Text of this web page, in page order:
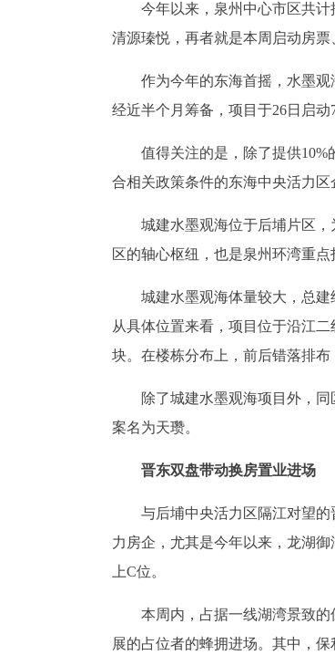
今年以来，泉州中心市区共
清源瑧悦，再者就是本周启动房票
作为今年的东海首摇，水墨观
经近半个月筹备，项目于26日启动
值得关注的是，除了提供
合相关政策条件的东海中央活力区
城建水墨观海位于后埔片区
区的轴心枢纽，也是泉州环湾重点
城建水墨观海体量较大，总建
从具体位置来看，项目位于沿江
块。在楼栋分布上，前后错落排布
除了城建水墨观海项目外，
案名为天瓒。
晋东双盘带动换房置业进场
与后埔中央活力区隔江对望
力房企，尤其是今年以来，龙湖
上C位。
本周内，占据一线湖湾景致
展的占位者的蜂拥进场。其中，